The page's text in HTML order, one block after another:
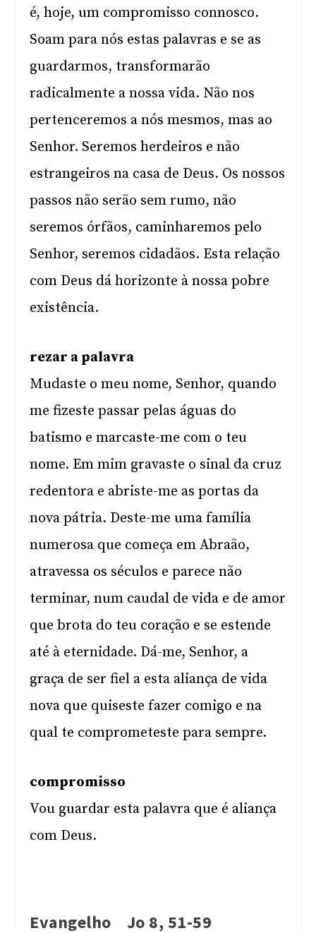
é, hoje, um compromisso connosco.
Soam para nós estas palavras e se as
guardarmos, transformarão
radicalmente a nossa vida. Não nos
pertenceremos a nós mesmos, mas ao
Senhor. Seremos herdeiros e não
estrangeiros na casa de Deus. Os nossos
passos não serão sem rumo, não
seremos órfãos, caminharemos pelo
Senhor, seremos cidadãos. Esta relação
com Deus dá horizonte à nossa pobre
existência.
rezar a palavra
Mudaste o meu nome, Senhor, quando
me fizeste passar pelas águas do
batismo e marcaste-me com o teu
nome. Em mim gravaste o sinal da cruz
redentora e abriste-me as portas da
nova pátria. Deste-me uma família
numerosa que começa em Abraão,
atravessa os séculos e parece não
terminar, num caudal de vida e de amor
que brota do teu coração e se estende
até à eternidade. Dá-me, Senhor, a
graça de ser fiel a esta aliança de vida
nova que quiseste fazer comigo e na
qual te comprometeste para sempre.
compromisso
Vou guardar esta palavra que é aliança
com Deus.
Evangelho Jo 8, 51-59